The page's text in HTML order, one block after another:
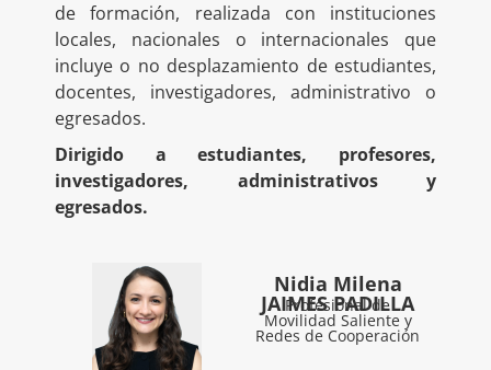
de formación, realizada con instituciones
locales, nacionales o internacionales que
incluye o no desplazamiento de estudiantes,
docentes, investigadores, administrativo o
egresados.
Dirigido a estudiantes, profesores,
investigadores, administrativos y
egresados.
Nidia Milena
JAIMES PADILLA
Profesional de
Movilidad Saliente y
Redes de Cooperación